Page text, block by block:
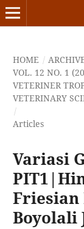
HOME /
VOL. 12 NO. 1
VETERINER
VETERINARY
/
Articles
Variasi
Boyolali